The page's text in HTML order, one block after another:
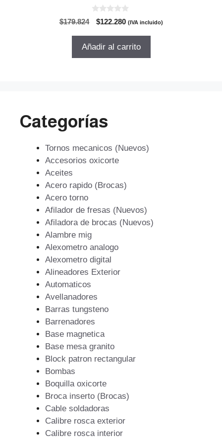
$179.824
El
original
$122.280El
actual
(IVA incluido)
Añadir al carrito
Categorías
Tornos mecanicos (Nuevos)
Accesorios oxicorte
Aceites
Acero rapido (Brocas)
Acero torno
Afilador de fresas (Nuevos)
Afiladora de brocas (Nuevos)
Alambre mig
Alexometro analogo
Alexometro digital
Alineadores Exterior
Automaticos
Avellanadores
Barras tungsteno
Barrenadores
Base magnetica
Base mesa granito
Block patron rectangular
Bombas
Boquilla oxicorte
Broca inserto (Brocas)
Cable soldadoras
Calibre rosca exterior
Calibre rosca interior